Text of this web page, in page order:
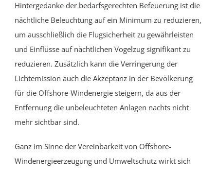
Hintergedanke der bedarfsgerechten Befeuerung ist die
nächtliche Beleuchtung auf ein Minimum zu reduzieren,
um ausschließlich die Flugsicherheit zu gewährleisten
und Einflüsse auf nächtlichen Vogelzug signifikant zu
reduzieren. Zusätzlich kann die Verringerung der
Lichtemission auch die Akzeptanz in der Bevölkerung
für die Offshore-Windenergie steigern, da aus der
Entfernung die unbeleuchteten Anlagen nachts nicht
mehr sichtbar sind.
Ganz im Sinne der Vereinbarkeit von Offshore-
Windenergieerzeugung und Umweltschutz wirkt sich